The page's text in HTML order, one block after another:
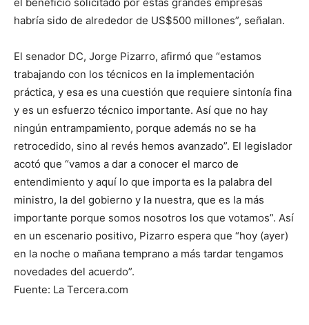
habría sido de alrededor de US$500 millones”, señalan.
El senador DC, Jorge Pizarro, afirmó que “estamos
trabajando con los técnicos en la implementación
práctica, y esa es una cuestión que requiere sintonía fina
y es un esfuerzo técnico importante. Así que no hay
ningún entrampamiento, porque además no se ha
retrocedido, sino al revés hemos avanzado”. El legislador
acotó que “vamos a dar a conocer el marco de
entendimiento y aquí lo que importa es la palabra del
ministro, la del gobierno y la nuestra, que es la más
importante porque somos nosotros los que votamos”. Así
en un escenario positivo, Pizarro espera que “hoy (ayer)
en la noche o mañana temprano a más tardar tengamos
novedades del acuerdo”.
Fuente: La Tercera.com